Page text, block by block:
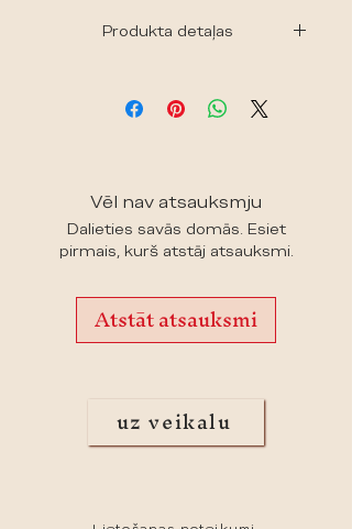
Produkta detaļas
Izdevējs: SIA Rundas
Iesējuma veids: Cietie vāki
ISBN: 9789934829772
Vēl nav atsauksmju
Dalieties savās domās. Esiet
pirmais, kurš atstāj atsauksmi.
Atstāt atsauksmi
uz veikalu